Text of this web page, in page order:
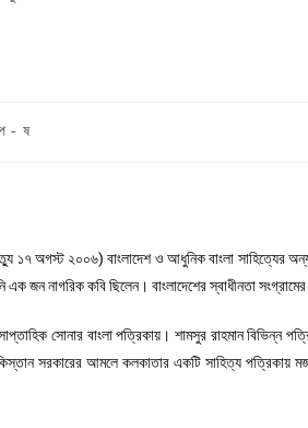
- ষ
অগস্ট ২০০৬) বাংলাদেশ ও আধুনিক বাংলা সাহিত্যের
এক জন নাগরিক কবি ছিলেন। বাংলাদেশের স্বাধীনতা
সোনার বাংলা পত্রিকায়। শামসুর রাহমান বিভিন্ন
সরকারের আমলে কলকাতার একটি সাহিত্য পত্রিকায়